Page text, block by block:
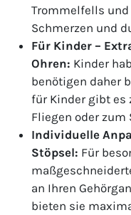
Trommelfells
Schmerzen und
Für Kinder –
Ohren: Kinder
benötigen daher
für Kinder gibt es
Fliegen oder zum
Individuelle
Stöpsel: Für
an Ihren
bieten sie